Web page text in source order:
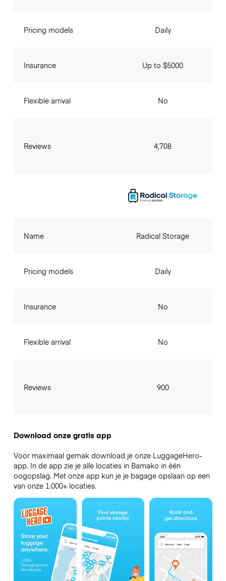
Pricing models
Insurance
Flexible arrival
Reviews
Daily
Up to $5000
No
4,708
Name
Pricing models
Insurance
Flexible arrival
Reviews
Radical Storage
Daily
No
No
900
Download onze gratis app
Voor maximaal gemak download je onze LuggageHero-
app. In de app zie je alle locaties in Bamako in één
oogopslag. Met onze app kun je je bagage opslaan op een
van onze 1.000+ locaties.